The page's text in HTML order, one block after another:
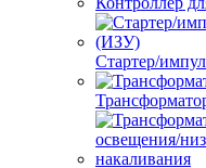
Стартер/